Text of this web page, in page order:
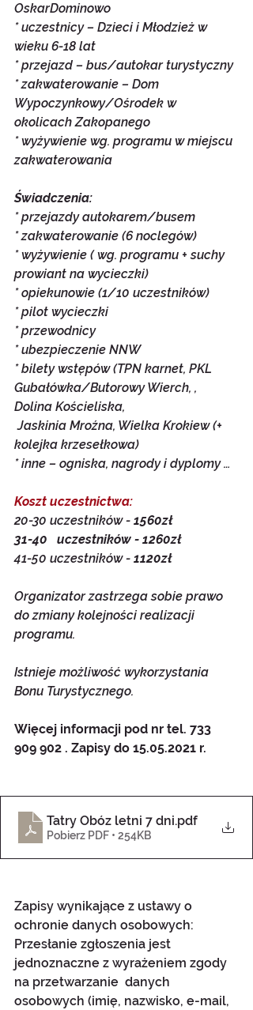
OskarDominowo
* uczestnicy – Dzieci i Młodzież w
wieku 6-18 lat
* przejazd – bus/autokar turystyczny
* zakwaterowanie – Dom
Wypoczynkowy/Ośrodek w
okolicach Zakopanego
* wyżywienie wg. programu w miejscu
zakwaterowania
Świadczenia:
* przejazdy autokarem/busem
* zakwaterowanie (6 noclegów)
* wyżywienie ( wg. programu + suchy
prowiant na wycieczki)
* opiekunowie (1/10 uczestników)
* pilot wycieczki
* przewodnicy
* ubezpieczenie NNW
* bilety wstępów (TPN karnet, PKL
Gubałówka/Butorowy Wierch, ,
Dolina Kościeliska,
Jaskinia Mroźna, Wielka Krokiew (+
kolejka krzesełkowa)
* inne – ogniska, nagrody i dyplomy …
Koszt uczestnictwa:
20-30 uczestników - 1560zł
31-40   uczestników - 1260zł
41-50 uczestników - 1120zł
Organizator zastrzega sobie prawo
do zmiany kolejności realizacji
programu.
Istnieje możliwość wykorzystania
Bonu Turystycznego.
Więcej informacji pod nr tel. 733
909 902 . Zapisy do 15.05.2021 r.
Tatry Obóz letni 7 dni.pdf
Pobierz PDF • 254KB
Zapisy wynikające z ustawy o
ochronie danych osobowych:
Przesłanie zgłoszenia jest
jednoznaczne z wyrażeniem zgody
na przetwarzanie  danych
osobowych (imię, nazwisko, e-mail,